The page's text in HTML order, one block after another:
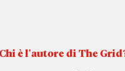
Chi è l'autore di The